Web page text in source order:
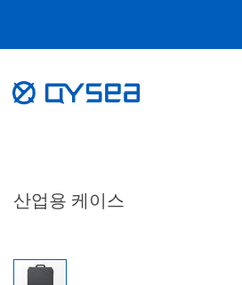
산업용 케이스
to